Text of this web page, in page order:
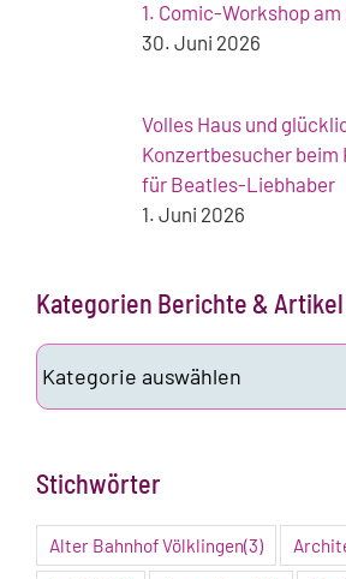
1. Comic-Workshop
30. Juni 2026
Volles Haus und
Konzertbesucher beim
für Beatles-Liebhaber
1. Juni 2026
Kategorien Berichte & Artikel
Kategorien
Berichte
&
Stichwörter
Alter Bahnhof Völklingen(3)